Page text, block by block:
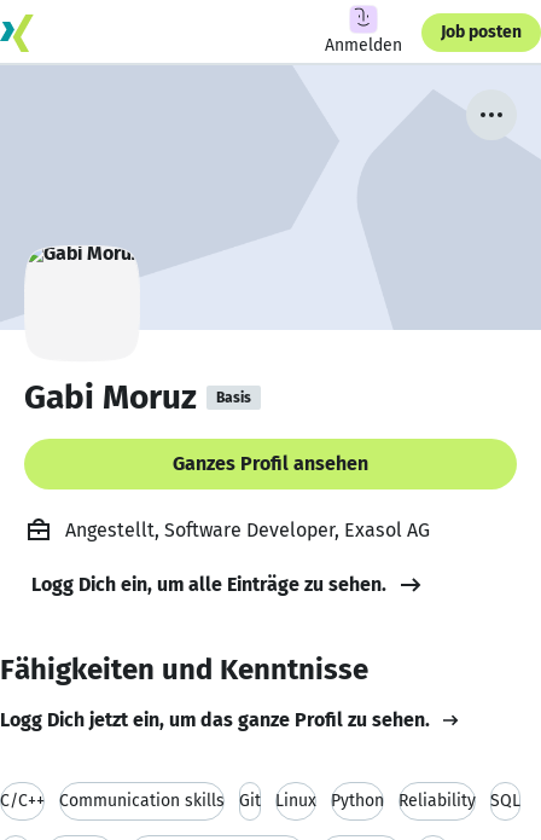
Anmelden
Job posten
Gabi Moruz Basis
Ganzes Profil ansehen
Angestellt, Software Developer, Exasol AG
Logg Dich ein, um alle Einträge zu sehen.
Fähigkeiten und Kenntnisse
Logg Dich jetzt ein, um das ganze Profil zu sehen.
C/C++ Communication skills Git Linux Python Reliability SQL